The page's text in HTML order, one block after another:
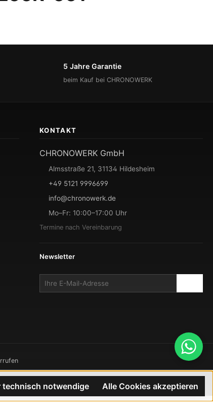
5 Jahre Garantie
beim Kauf bei CHRONOWERK
KONTAKT
CHRONOWERK GmbH
Almsstraße 21, 31134 Hildesheim
+49 5121 9996699
info@chronowerk.de
Mo–Fr: 10:00–17:00 Uhr
Termine nach Vereinbarung
Newsletter
technisch notwendige Alle Cookies akzeptieren